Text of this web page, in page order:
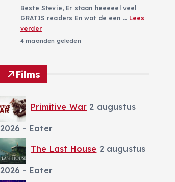
Beste Stevie, Er staan heeeeel veel
GRATIS readers En wat de een … Lees
verder
4 maanden geleden
Films
Primitive War 2 augustus
2026 - Eater
The Last House 2 augustus
2026 - Eater